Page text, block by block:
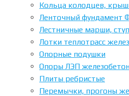
Кольца колодцев,
Ленточный фундамент
Лестничные марши,
Лотки теплотрасс
Опорные подушки
Опоры ЛЭП
Плиты ребристые
Перемычки, прогоны